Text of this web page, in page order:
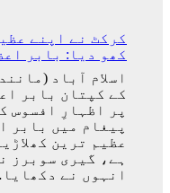
کرکٹ نے اپنے
کھو دیا: بابر
اسلام آباد
کے کپتان بابر
پر اظہارِ افسوس
پیغام میں بابر
عظیم ترین
ہے، گیری سوبرز
انہوں نے